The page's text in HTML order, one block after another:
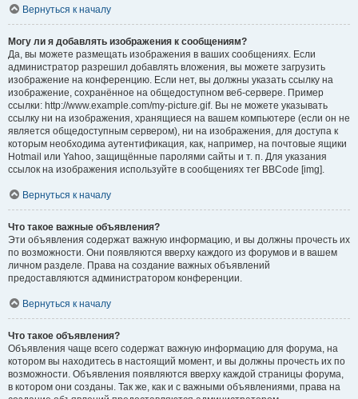
Вернуться к началу
Могу ли я добавлять изображения к сообщениям?
Да, вы можете размещать изображения в ваших сообщениях. Если
администратор разрешил добавлять вложения, вы можете загрузить
изображение на конференцию. Если нет, вы должны указать ссылку на
изображение, сохранённое на общедоступном веб-сервере. Пример
ссылки: http://www.example.com/my-picture.gif. Вы не можете указывать
ссылку ни на изображения, хранящиеся на вашем компьютере (если он не
является общедоступным сервером), ни на изображения, для доступа к
которым необходима аутентификация, как, например, на почтовые ящики
Hotmail или Yahoo, защищённые паролями сайты и т. п. Для указания
ссылок на изображения используйте в сообщениях тег BBCode [img].
Вернуться к началу
Что такое важные объявления?
Эти объявления содержат важную информацию, и вы должны прочесть их
по возможности. Они появляются вверху каждого из форумов и в вашем
личном разделе. Права на создание важных объявлений
предоставляются администратором конференции.
Вернуться к началу
Что такое объявления?
Объявления чаще всего содержат важную информацию для форума, на
котором вы находитесь в настоящий момент, и вы должны прочесть их по
возможности. Объявления появляются вверху каждой страницы форума,
в котором они созданы. Так же, как и с важными объявлениями, права на